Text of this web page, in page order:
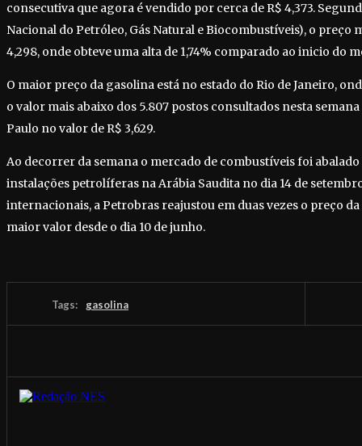
consecutiva que agora é vendido por cerca de R$ 4,373.
Nacional do Petróleo, Gás Natural e Biocombustíveis), o preço
4,298, onde obteve uma alta de 1,74% comparado ao inicio do
O maior preço da gasolina está no estado do Rio de Janeiro,
o valor mais abaixo dos 5.807 postos consultados nesta semana
Paulo no valor de R$ 3,629.
Ao decorrer da semana o mercado de combustíveis foi abalado
instalações petrolíferas na Arábia Saudita no dia 14 de
internacionais, a Petrobras reajustou em duas vezes o preço
maior valor desde o dia 10 de junho.
Tags: gasolina